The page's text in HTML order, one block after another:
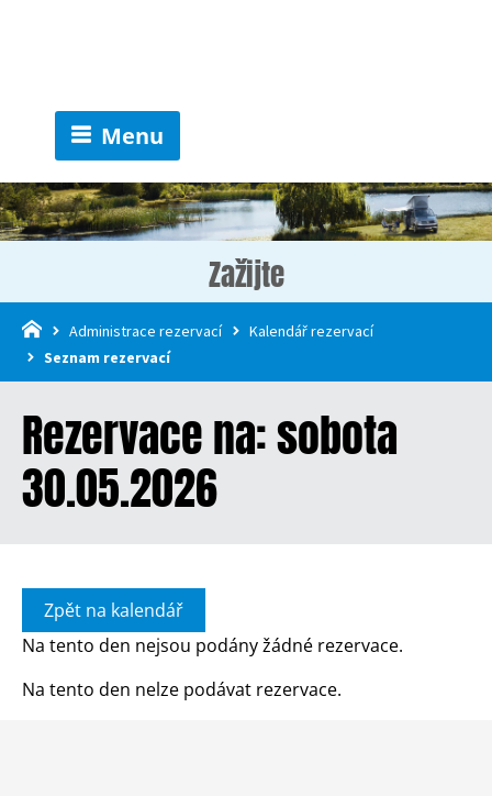
Menu
Zažijte
Administrace rezervací
Kalendář rezervací
Seznam rezervací
Rezervace na: sobota
30.05.2026
Zpět na kalendář
Na tento den nejsou podány žádné rezervace.
Na tento den nelze podávat rezervace.